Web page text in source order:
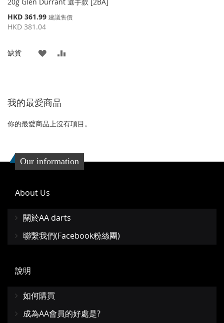
特
殊
HKD 361.99 建議售價
HKD 381.04
缺貨
添
收
藏
較
我的最愛商品
你的最愛商品上沒有項目。
Our information
About Us
關於AA darts
聯繫我們(Facebook粉絲團)
說明
如何購買
成為AA會員的好處是?